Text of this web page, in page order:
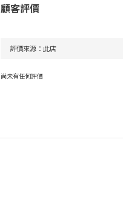
顧客評價
尚未有任何評價